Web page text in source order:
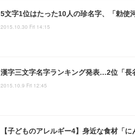
5文字1位はたった10人の珍名字、「勅使
2015.10.30 Fri 14:15
漢字三文字名字ランキング発表…2位「長
2015.10.9 Fri 12:45
【子どものアレルギー4】身近な食材「